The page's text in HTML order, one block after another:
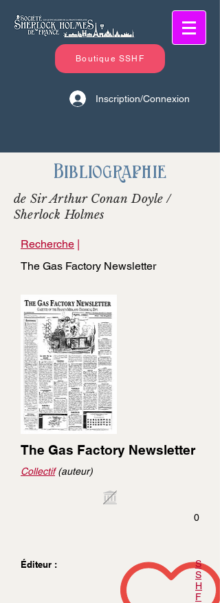
Boutique SSHF
Inscription/Connexion
Bibliographie
de Sir Arthur Conan Doyle /
Sherlock Holmes
Recherche |
The Gas Factory Newsletter
The Gas Factory Newsletter
Collectif(auteur)
0
Éditeur :
S
S
H
F